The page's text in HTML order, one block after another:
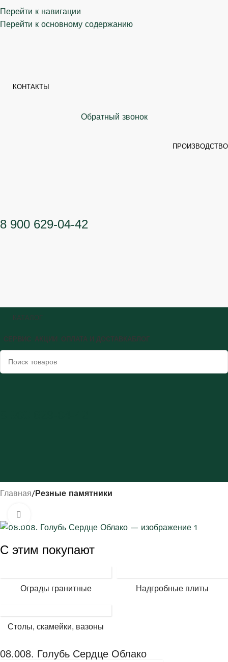
Перейти к навигации
Перейти к основному содержанию
КОНТАКТЫ
Обратный звонок
ПРОИЗВОДСТВО
8 900 629-04-42
КАТАЛОГ
СЕРВИС АКЦИИ ОПЛАТА И ДОСТАВКА БЛОГ
Главная Резные памятники
С этим покупают
Ограды гранитные Надгробные плиты
Столы, скамейки, вазоны
08.008. Голубь Сердце Облако